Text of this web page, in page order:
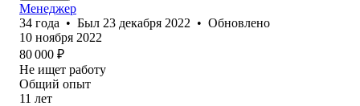
Менеджер
34 года • Был 23 декабря 2022 • Обновлено
10 ноября 2022
80 000 ₽
Не ищет работу
Общий опыт
11 лет